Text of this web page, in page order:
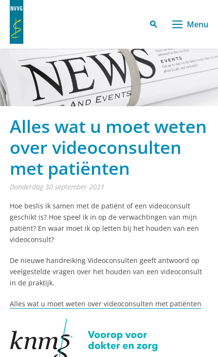
Menu
Alles wat u moet weten
over videoconsulten
met patiënten
donderdag 30 september 2021
Hoe beslis ik samen met de patiënt of een videoconsult
geschikt is? Hoe speel ik in op de verwachtingen van mijn
patiënt? En waar moet ik op letten bij het houden van een
videoconsult?
De nieuwe handreiking Videoconsulten geeft antwoord op
veelgestelde vragen over het houden van een videoconsult
in de praktijk.
Alles wat u moet weten over videoconsulten met patiënten